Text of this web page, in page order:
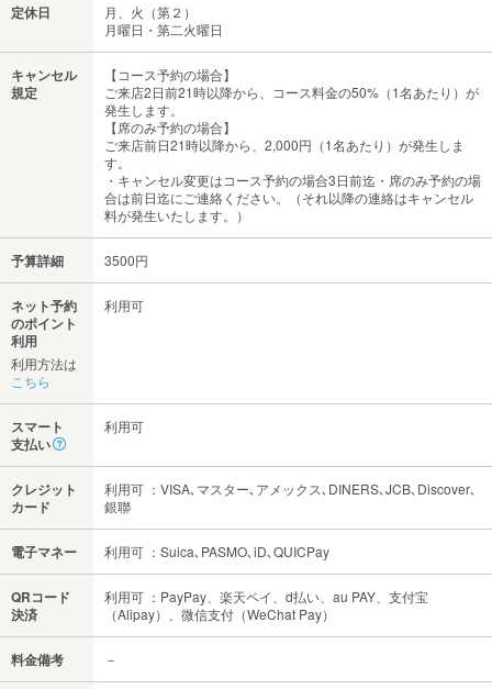
定休日
月、火（第２）
月曜日・第二火曜日
キャンセル
規定
【コース予約の場合】
ご来店2日前21時以降から、コース料金の50%（1名あたり）が
発生します。
【席のみ予約の場合】
ご来店前日21時以降から、2,000円（1名あたり）が発生しま
す。
・キャンセル変更はコース予約の場合3日前迄・席のみ予約の場
合は前日迄にご連絡ください。（それ以降の連絡はキャンセル
料が発生いたします。）
予算詳細 3500円
ネット予約
のポイント
利用
利用方法は
こちら
利用可
スマート
支払い
利用可
クレジット
カード
利用可 ：VISA､マスター､アメックス､DINERS､JCB､Discover､
銀聯
電子マネー 利用可 ：Suica､PASMO､iD､QUICPay
QRコード
決済
利用可 ：PayPay、楽天ペイ、d払い、au PAY、支付宝
（Alipay）、微信支付（WeChat Pay）
料金備考 －